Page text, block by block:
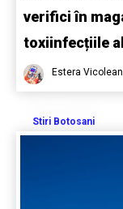
verifici în
toxiinfecțiile
Estera
Stiri Botosani